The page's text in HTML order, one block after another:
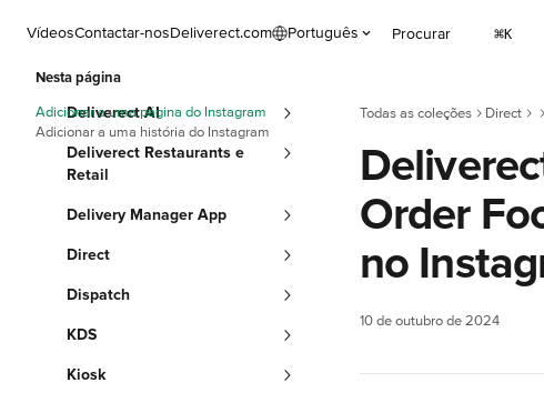
VídeosContactar-nosDeliverect.com Português Procurar ⌘K
Deliverect AI
Deliverect Restaurants e
Retail
Delivery Manager App
Direct
Dispatch
KDS
Kiosk
Todas as coleções Direct
Order
no
10 de outubro de 2024
Nesta página
Adicionar a uma página do Instagram
Adicionar a uma história do Instagram